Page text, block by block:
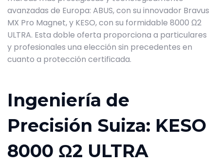
avanzadas de Europa: ABUS, con su innovador Bravus
MX Pro Magnet, y KESO, con su formidable 8000 Ω2
ULTRA. Esta doble oferta proporciona a particulares
y profesionales una elección sin precedentes en
cuanto a protección certificada.
Ingeniería de
Precisión Suiza: KESO
8000 Ω2 ULTRA